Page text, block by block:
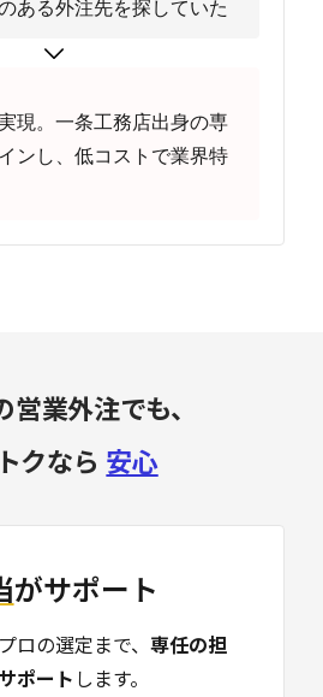
ある外注先を探していた
現。一条工務店出身の専
ンし、低コストで業界特
営業外注でも、
クなら 安心
がサポート
ロの選定まで、 専任の担
ポート します。